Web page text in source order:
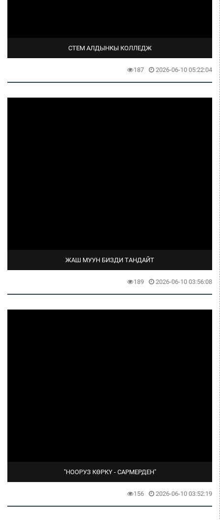
СТЕМ АЛДЫНКЫ КОЛЛЕДЖ
187 2026-06-10 05:22:04
ЖАШ МУУН БИЗДИ ТАНДАЙТ
189 2026-06-10 03:56:08
"НООРУЗ КӨРКҮ - САРМЕРДЕН"
156 2026-06-10 03:52:19